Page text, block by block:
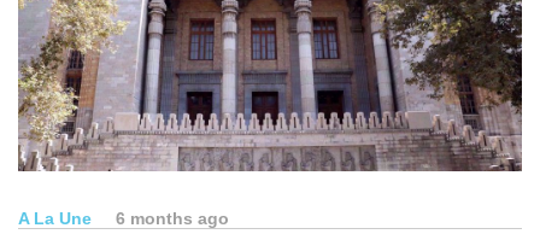
A La Une 6 months ago